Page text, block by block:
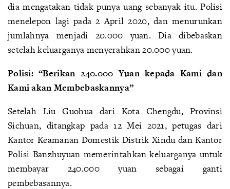
dia mengatakan tidak punya uang sebanyak itu. Polisi
menelepon lagi pada 2 April 2020, dan menurunkan
jumlahnya menjadi 20.000 yuan. Dia dibebaskan
setelah keluarganya menyerahkan 20.000 yuan.
Polisi: “Berikan 240.000 Yuan kepada Kami dan
Kami akan Membebaskannya”
Setelah Liu Guohua dari Kota Chengdu, Provinsi
Sichuan, ditangkap pada 12 Mei 2021, petugas dari
Kantor Keamanan Domestik Distrik Xindu dan Kantor
Polisi Banzhuyuan memerintahkan keluarganya untuk
membayar 240.000 yuan sebagai ganti
pembebasannya.